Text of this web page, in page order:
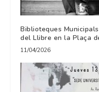
Biblioteques
del Llibre en la Plaça
11/04/2026